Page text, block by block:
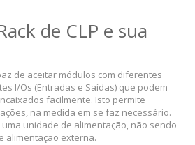
de CLP e sua
de aceitar módulos com diferentes
I/Os (Entradas e Saídas) que podem
facilmente. Isto permite
na medida em se faz necessário.
uma unidade de alimentação, não sendo
alimentação externa.